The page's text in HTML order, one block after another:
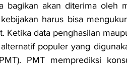
bagikan akan diterima oleh
harus bisa
Ketika data penghasilan
populer yang
PMT memprediksi